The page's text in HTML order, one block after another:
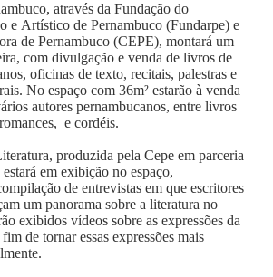
através da Fundação do
e Artístico de Pernambuco (Fundarpe) e
de Pernambuco (CEPE), montará um
com divulgação e venda de livros de
oficinas de texto, recitais, palestras e
No espaço com 36m² estarão à venda
autores pernambucanos, entre livros
e cordéis.
produzida pela Cepe em parceria
em exibição no espaço,
de entrevistas em que escritores
um panorama sobre a literatura no
exibidos vídeos sobre as expressões da
de tornar essas expressões mais